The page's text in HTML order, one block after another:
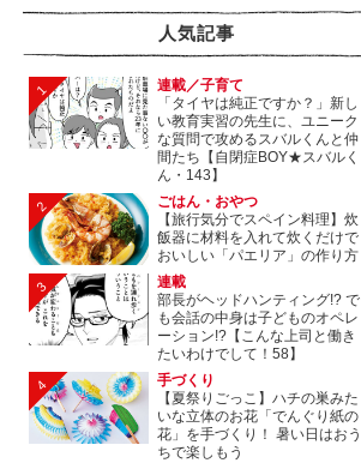
人気記事
1
連載／子育て
「タイヤは純正ですか？」新し
い教育実習の先生に、ユニーク
な質問で攻めるスバルくんと仲
間たち【自閉症BOY★スバルく
ん・143】
2
ごはん・おやつ
【旅行気分でスペイン料理】炊
飯器に材料を入れて炊くだけで
おいしい「パエリア」の作り方
3
連載
部長がヘッドハンティング!? で
も会話の中身は子どものオペレ
ーション!?【こんな上司と働き
たいわけでして！58】
4
手づくり
【夏祭りごっこ】ハチの巣みた
いな立体のお花「でんぐり紙の
花」を手づくり！ 暑い日はおう
ちで楽しもう